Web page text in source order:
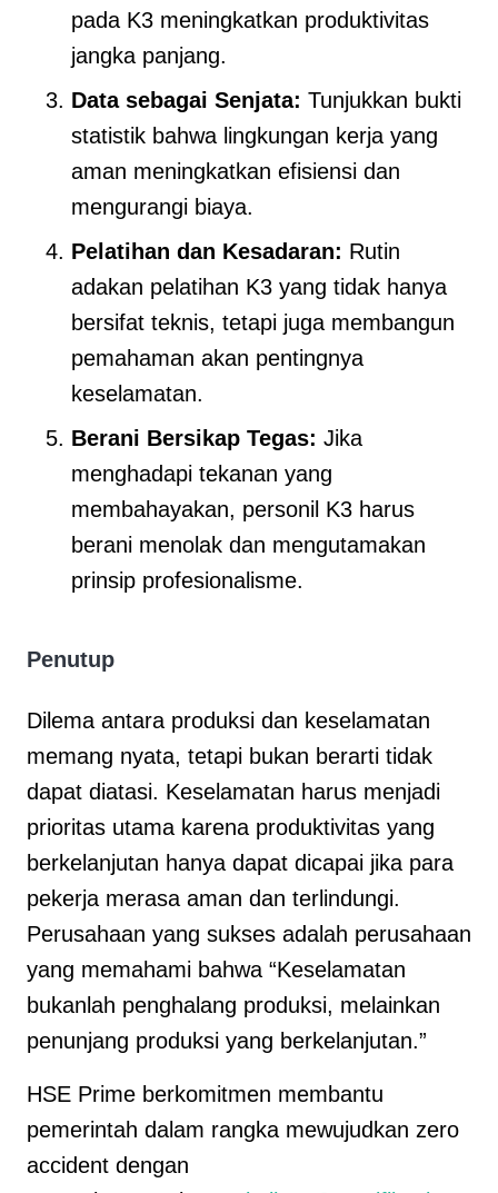
pada K3 meningkatkan produktivitas
jangka panjang.
Data sebagai Senjata: Tunjukkan bukti
statistik bahwa lingkungan kerja yang
aman meningkatkan efisiensi dan
mengurangi biaya.
Pelatihan dan Kesadaran: Rutin
adakan pelatihan K3 yang tidak hanya
bersifat teknis, tetapi juga membangun
pemahaman akan pentingnya
keselamatan.
Berani Bersikap Tegas: Jika
menghadapi tekanan yang
membahayakan, personil K3 harus
berani menolak dan mengutamakan
prinsip profesionalisme.
Penutup
Dilema antara produksi dan keselamatan
memang nyata, tetapi bukan berarti tidak
dapat diatasi. Keselamatan harus menjadi
prioritas utama karena produktivitas yang
berkelanjutan hanya dapat dicapai jika para
pekerja merasa aman dan terlindungi.
Perusahaan yang sukses adalah perusahaan
yang memahami bahwa “Keselamatan
bukanlah penghalang produksi, melainkan
penunjang produksi yang berkelanjutan.”
HSE Prime berkomitmen membantu
pemerintah dalam rangka mewujudkan zero
accident dengan